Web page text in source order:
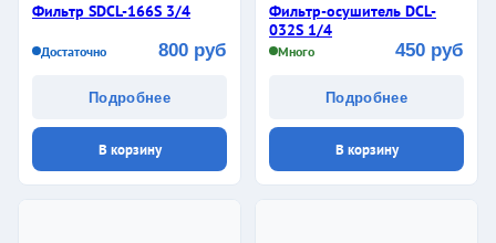
Фильтр SDCL-166S 3/4
Достаточно 800 руб
Подробнее
В корзину
Фильтр-осушитель DCL-
032S 1/4
Много 450 руб
Подробнее
В корзину